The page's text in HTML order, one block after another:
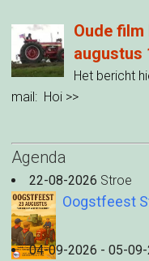
Oude
augustus
Het bericht
mail: Hoi >>
Agenda
22-08-2026 Stroe
Oogstfeest
04-09-2026 - 05-